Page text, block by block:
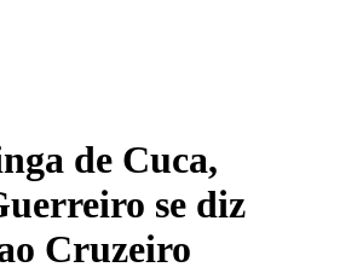
de Cuca,
se diz
Cruzeiro